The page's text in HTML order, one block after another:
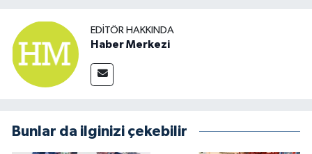
EDITÖR HAKKINDA
Haber Merkezi
Bunlar da ilginizi çekebilir